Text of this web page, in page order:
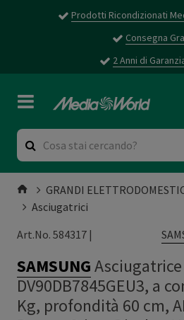
Prodotti Ricondizionati
Consegna
2 Anni di
GRANDI
Asciugatrici
Art.No. 584317 |
SAMSUNGAsciugatrice
DV90DB7845GEU3, a
Kg, profondità 60 cm,